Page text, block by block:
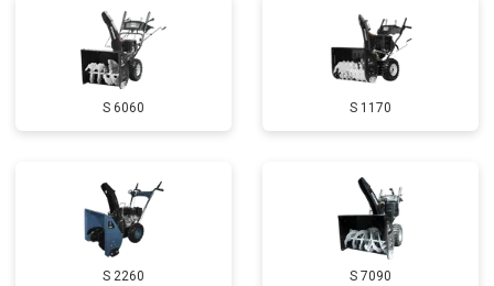
Замена маховика Заказать
Замена шины на колесном диске от 2000 ₽ Заказать
Ремонт электропроводки Заказать
Полное ТО от 4900 ₽ Заказать
S 6060 S 1170
S 2260 S 7090